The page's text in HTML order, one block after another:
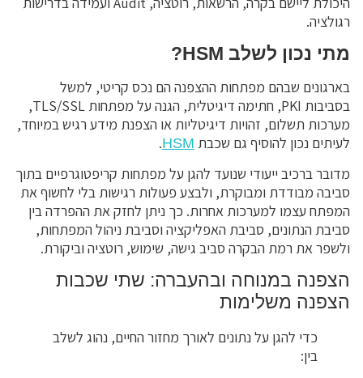
רגולציה.
מתי נכון לשלב HSM?
בארגונים שבהם מפתחות ההצפנה הם נכס קריטי, למשל
בסביבות PKI, חתימה דיגיטלית, הגנה על מפתחות TLS/SSL,
מערכות תשלום, זהויות דיגיטליות או הצפנת מידע רגיש במיוחד,
לעיתים נכון להוסיף גם שכבת HSM
.
מדובר ברכיב ייעודי שנועד להגן על מפתחות קריפטוגרפיים בתוך
סביבה מבודדת ומבוקרת, ולבצע פעולות רגישות בלי לחשוף את
המפתח עצמו למערכות אחרות. כך ניתן לחזק את ההפרדה בין
סביבת הנתונים, סביבת האפליקציה וסביבת ניהול המפתחות,
ולשפר את רמת הבקרה סביב גישה, שימוש, רוטציה וביקורת.
הצפנה במנוחה ובהעברה: שתי שכבות
הצפנה משלימות
כדי להגן על נתונים לאורך מחזור החיים, נהוג לשלב
בין: